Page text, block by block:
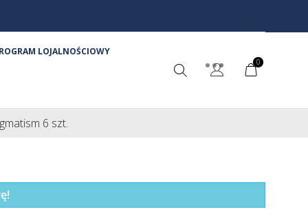
LOJALNOŚCIOWY
0
6 szt.